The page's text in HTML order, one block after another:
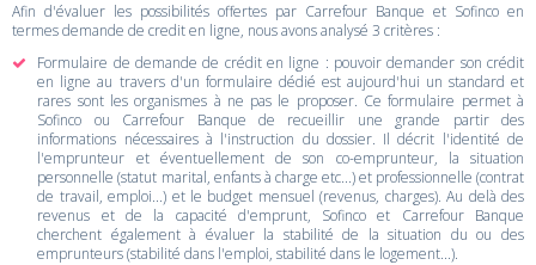
Afin d'évaluer les possibilités offertes par Carrefour Banque et Sofinco en
termes demande de credit en ligne, nous avons analysé 3 critères :
Formulaire de demande de crédit en ligne : pouvoir demander son crédit
en ligne au travers d'un formulaire dédié est aujourd'hui un standard et
rares sont les organismes à ne pas le proposer. Ce formulaire permet à
Sofinco ou Carrefour Banque de recueillir une grande partir des
informations nécessaires à l'instruction du dossier. Il décrit l'identité de
l'emprunteur et éventuellement de son co-emprunteur, la situation
personnelle (statut marital, enfants à charge etc...) et professionnelle (contrat
de travail, emploi...) et le budget mensuel (revenus, charges). Au delà des
revenus et de la capacité d'emprunt, Sofinco et Carrefour Banque
cherchent également à évaluer la stabilité de la situation du ou des
emprunteurs (stabilité dans l'emploi, stabilité dans le logement...).